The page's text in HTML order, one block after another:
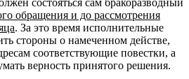
обращения и до рассмотрения
. За это время исполнительные
стороны о намеченном действе,
соответствующие повестки, а
верность принятого решения.